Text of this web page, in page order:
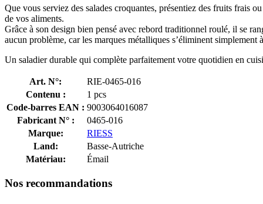
Que vous serviez des salades croquantes, présentiez des fruits frais
de vos aliments.
Grâce à son design bien pensé avec rebord traditionnel roulé, il se
aucun problème, car les marques métalliques s’éliminent simplement
Un saladier durable qui complète parfaitement votre quotidien en
Art. N°:
RIE-0465-016
Contenu :
1 pcs
Code-barres EAN : 9003064016087
Fabricant N° :
0465-016
Marque:
RIESS
Land:
Basse-Autriche
Matériau:
Émail
Nos recommandations